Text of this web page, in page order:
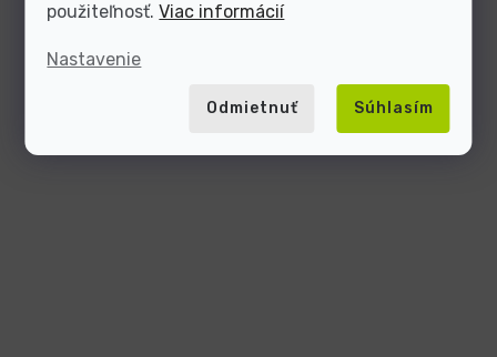
použiteľnosť.Viac informácií
Nastavenie
Odmietnuť Súhlasím